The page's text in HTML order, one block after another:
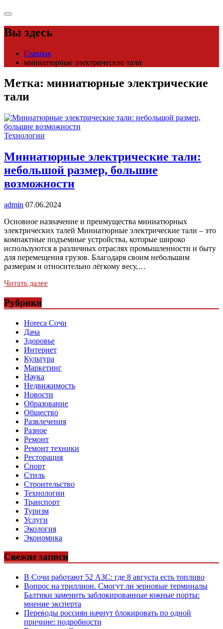
Вы здесь
Главная
миниатюрные электрические тали
Метка: миниатюрные электрические
тали
Технологии
Миниатюрные электрические тали:
небольшой размер, большие
возможности
admin 07.06.2024
Основное назначение и преимущества миниатюрных
электрических талей Миниатюрные электрические тали – это
компактные подъемные устройства, которые широко
используются в различных отраслях промышленности и быту
для перемещения грузов. Благодаря своим небольшим
размерам и относительно лёгкому весу,…
Читать далее
Рубрики
Horeca Сочи
Дача
Здоровье
Интернет
Культура
Маркетинг
Наука
Недвижимость
Новости
Образование
Общество
Развлечения
Разное
Ремонт
Ремонт техники
Ресторация
Спорт
Стиль
Строительство
Технологии
Транспорт
Туризм
Услуги
Экология
Экономика
Свежие записи
В Сочи работают 52 АЗС: где 8 августа есть топливо
Вопрос на триллион. Смогут ли зерновые терминалы
Балтики заменить заблокированные южные порты:
мнение эксперта
Переводы россиян начнут блокировать по одной
причине: подробности